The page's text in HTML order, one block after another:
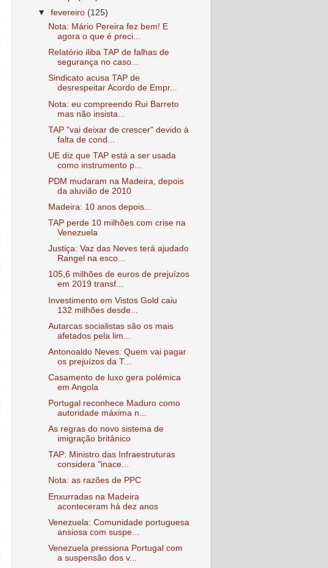
▼fevereiro (125)
Nota: Mário Pereira fez bem! E
agora o que é preci...
Relatório iliba TAP de falhas de
segurança no caso...
Sindicato acusa TAP de
desrespeitar Acordo de Empr...
Nota: eu compreendo Rui Barreto
mas não insista...
TAP "vai deixar de crescer" devido à
falta de cond...
UE diz que TAP está a ser usada
como instrumento p...
PDM mudaram na Madeira, depois
da aluvião de 2010
Madeira: 10 anos depois...
TAP perde 10 milhões com crise na
Venezuela
Justiça: Vaz das Neves terá ajudado
Rangel na esco...
105,6 milhões de euros de prejuízos
em 2019 transf...
Investimento em Vistos Gold caiu
132 milhões desde...
Autarcas socialistas são os mais
afetados pela lim...
Antonoaldo Neves: Quem vai pagar
os prejuízos da T...
Casamento de luxo gera polémica
em Angola
Portugal reconhece Maduro como
autoridade máxima n...
As regras do novo sistema de
imigração britânico
TAP: Ministro das Infraestruturas
considera "inace...
Nota: as razões de PPC
Enxurradas na Madeira
aconteceram há dez anos
Venezuela: Comunidade portuguesa
ansiosa com suspe...
Venezuela pressiona Portugal com
a suspensão dos v...